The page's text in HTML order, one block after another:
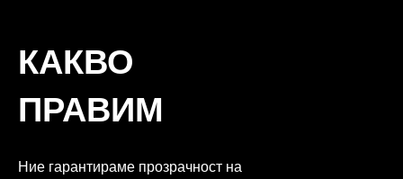
КАКВО
ПРАВИМ
Ние гарантираме прозрачност на